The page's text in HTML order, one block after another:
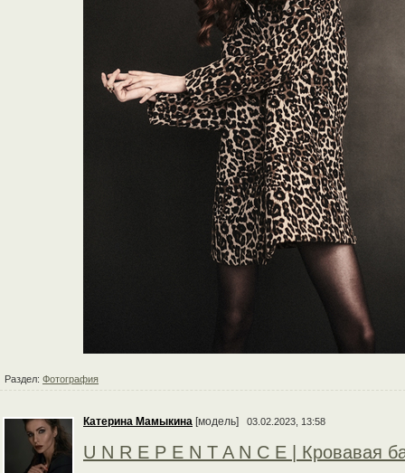
Раздел: Фотография
Катерина Мамыкина [модель] 03.02.2023, 13:58
U N R E P E N T A N C E | Кровавая